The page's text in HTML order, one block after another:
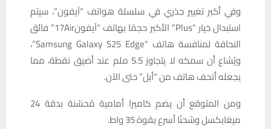
وفي أكبر تغيير جذري في سلسلة هواتف “آيفون”، سيتم
استبدال خيار “Plus” الأكبر حجمًا بهاتف “آيفون17Air” فائق
النحافة لمنافسة هاتف “Samsung Galaxy S25 Edge”،
ويُشاع أن سمكه لا يتجاوز 5.5 ملم عند أضيق نقطة، مما
يجعله أنحف هاتف من “أبل” حتى الآن.
ومن المتوقع أن يضم كاميرا أمامية مُحسّنة بدقة 24
ميغابكسل وشحنًا أسرع بقوة 35 واط.